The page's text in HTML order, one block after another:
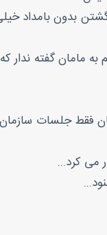
بدون بامداد
به مامان گفته
فقط جلسات
می کرد...